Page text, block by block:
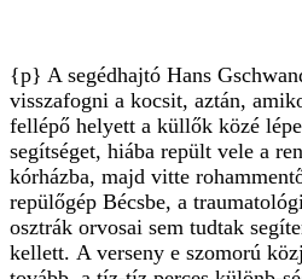
{p} A segédhajtó Hans
visszafogni a kocsit, aztán,
fellépő helyett a küllők közé
segítséget, hiába repült vele a
kórházba, majd vitte
repülőgép Bécsbe, a
osztrák orvosai sem tudtak
kellett. A verseny e szomorú